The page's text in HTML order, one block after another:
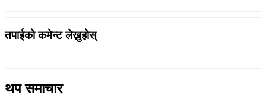
तपाईको कमेन्ट लेख्नुहोस्
थप समाचार